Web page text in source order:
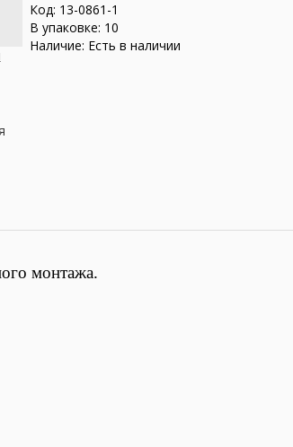
Код: 13-0861-1
В упаковке: 10
Наличие: Есть в наличии
монтажа.